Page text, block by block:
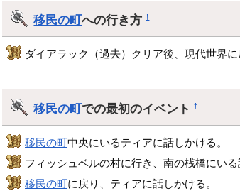
移民の町への行き方†
ダイアラック（過去）クリア後、現代世界
移民の町での最初のイベント†
移民の町中央にいるティアに話しかける。
フィッシュベルの村に行き、南の桟橋にいる
移民の町に戻り、ティアに話しかける。